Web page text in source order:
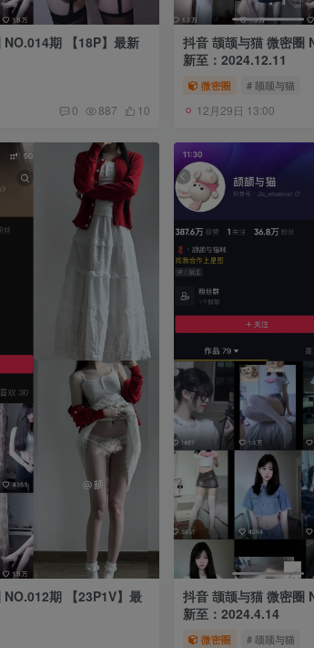
期 【18P】最新
0 887 10
抖音 颉颉与猫 微密圈
新至：2024.12.11
微密圈 # 颉颉与猫
12月29日 13:00
期 【23P1V】最
抖音 颉颉与猫 微密圈
新至：2024.4.14
微密圈 # 颉颉与猫